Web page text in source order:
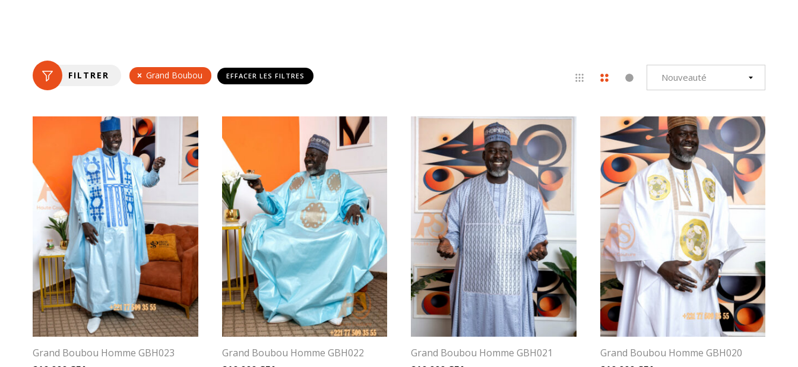
FILTRER Grand Boubou EFFACER LES FILTRES
Grand Boubou Homme GBH023
Grand Boubou Homme GBH022
Grand Boubou Homme GBH021
Grand Boubou Homme GBH020